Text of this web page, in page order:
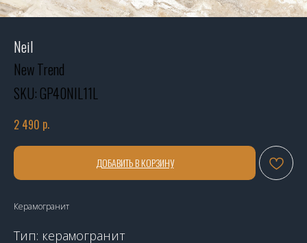
Neil
New Trend
SKU: GP40NIL11L
2 490 р.
ДОБАВИТЬ В КОРЗИНУ
Керамогранит
Тип: керамогранит